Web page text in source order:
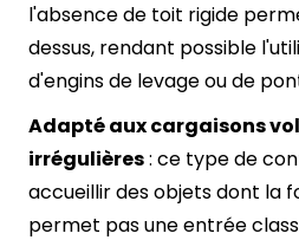
l'absence de toit rigide
dessus, rendant possible
d'engins de levage ou de
Adapté aux cargaisons
irrégulières: ce type de
accueillir des objets dont la
permet pas une entrée